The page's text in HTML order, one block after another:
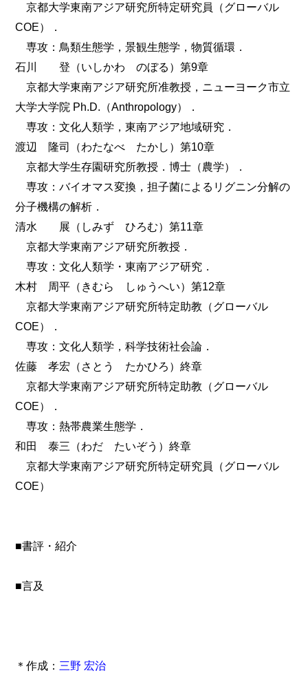
京都大学東南アジア研究所特定研究員（グローバル
COE）．
専攻：鳥類生態学，景観生態学，物質循環．
石川 登（いしかわ のぼる）第9章
京都大学東南アジア研究所准教授，ニューヨーク市立
大学大学院 Ph.D.（Anthropology）．
専攻：文化人類学，東南アジア地域研究．
渡辺 隆司（わたなべ たかし）第10章
京都大学生存園研究所教授．博士（農学）．
専攻：バイオマス変換，担子菌によるリグニン分解の
分子機構の解析．
清水 展（しみず ひろむ）第11章
京都大学東南アジア研究所教授．
専攻：文化人類学・東南アジア研究．
木村 周平（きむら しゅうへい）第12章
京都大学東南アジア研究所特定助教（グローバル
COE）．
専攻：文化人類学，科学技術社会論．
佐藤 孝宏（さとう たかひろ）終章
京都大学東南アジア研究所特定助教（グローバル
COE）．
専攻：熱帯農業生態学．
和田 泰三（わだ たいぞう）終章
京都大学東南アジア研究所特定研究員（グローバル
COE）
■書評・紹介
■言及
＊作成： 三野 宏治